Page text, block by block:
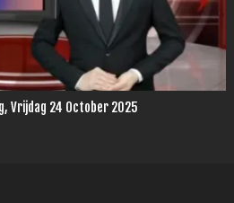
Vrijdag 24 October 2025